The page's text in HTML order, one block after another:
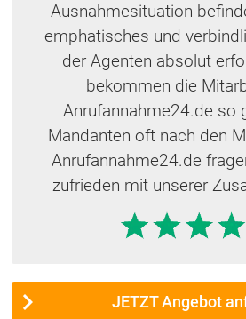
Ausnahmesituation
emphatisches und
der Agenten absolut
bekommen die
Anrufannahme24.de so
Mandanten oft nach den
Anrufannahme24.de
zufrieden mit unserer
JETZT Angebot